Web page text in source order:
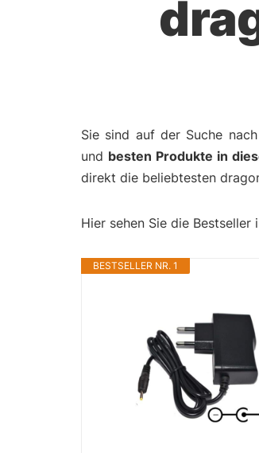
Sie sind auf der Suche
und besten Produkte in
direkt die beliebtesten
Hier sehen Sie die Bestseller
BESTSELLER NR. 1